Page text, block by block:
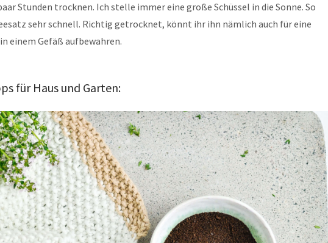
Stunden trocknen. Ich stelle immer eine große Schüssel in die Sonne. So
sehr schnell. Richtig getrocknet, könnt ihr ihn nämlich auch für eine
einem Gefäß aufbewahren.
für Haus und Garten: